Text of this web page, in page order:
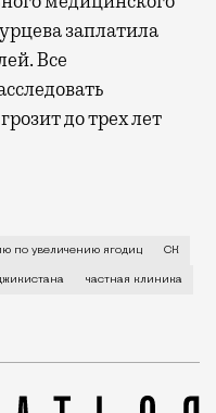
заплатила
Все
до трех лет
московских больниц
по увеличению ягодиц СК
частная клиника